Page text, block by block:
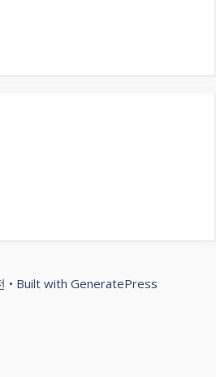
• Built with GeneratePress